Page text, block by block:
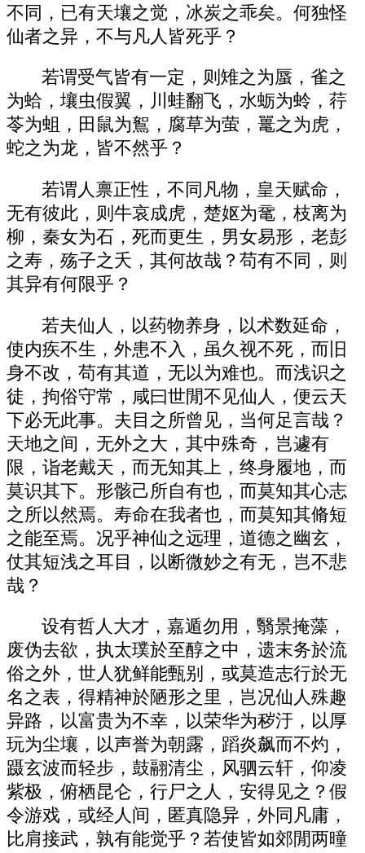
不同，已有天壤之觉，冰炭之乖矣。何独怪
仙者之异，不与凡人皆死乎？
若谓受气皆有一定，则雉之为蜃，雀之
为蛤，壤虫假翼，川蛙翻飞，水蛎为蛉，荇
苓为蛆，田鼠为鴽，腐草为萤，鼍之为虎，
蛇之为龙，皆不然乎？
若谓人禀正性，不同凡物，皇天赋命，
无有彼此，则牛哀成虎，楚妪为鼋，枝离为
柳，秦女为石，死而更生，男女易形，老彭
之寿，殇子之夭，其何故哉？苟有不同，则
其异有何限乎？
若夫仙人，以药物养身，以术数延命，
使内疾不生，外患不入，虽久视不死，而旧
身不改，苟有其道，无以为难也。而浅识之
徒，拘俗守常，咸曰世閒不见仙人，便云天
下必无此事。夫目之所曾见，当何足言哉？
天地之间，无外之大，其中殊奇，岂遽有
限，诣老戴天，而无知其上，终身履地，而
莫识其下。形骸己所自有也，而莫知其心志
之所以然焉。寿命在我者也，而莫知其脩短
之能至焉。况乎神仙之远理，道德之幽玄，
仗其短浅之耳目，以断微妙之有无，岂不悲
哉？
设有哲人大才，嘉遁勿用，翳景掩藻，
废伪去欲，执太璞於至醇之中，遗末务於流
俗之外，世人犹鲜能甄别，或莫造志行於无
名之表，得精神於陋形之里，岂况仙人殊趣
异路，以富贵为不幸，以荣华为秽汙，以厚
玩为尘壤，以声誉为朝露，蹈炎飙而不灼，
蹑玄波而轻步，鼓翮清尘，风驷云轩，仰凌
紫极，俯栖昆仑，行尸之人，安得见之？假
令游戏，或经人间，匿真隐异，外同凡庸，
比肩接武，孰有能觉乎？若使皆如郊閒两曈